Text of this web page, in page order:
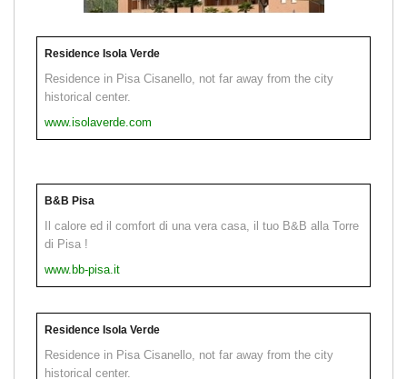
Residence Isola Verde
Residence in Pisa Cisanello, not far away from the city
historical center.
www.isolaverde.com
B&B Pisa
Il calore ed il comfort di una vera casa, il tuo B&B alla Torre
di Pisa !
www.bb-pisa.it
Residence Isola Verde
Residence in Pisa Cisanello, not far away from the city
historical center.